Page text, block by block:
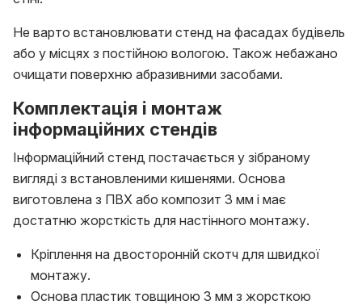
Не варто встановлювати стенд на фасадах будівель
або у місцях з постійною вологою. Також небажано
очищати поверхню абразивними засобами.
Комплектація і монтаж
інформаційних стендів
Інформаційний стенд постачається у зібраному
вигляді з встановленими кишенями. Основа
виготовлена з ПВХ або композит 3 мм і має
достатню жорсткість для настінного монтажу.
Кріплення на двосторонній скотч для швидкої
монтажу.
Основа пластик товщиною 3 мм з жорсткою